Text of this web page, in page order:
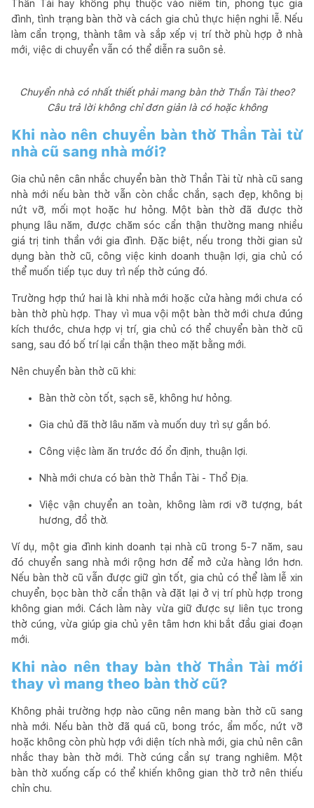
Thần Tài hay không phụ thuộc vào niềm tin, phong tục gia
đình, tình trạng bàn thờ và cách gia chủ thực hiện nghi lễ. Nếu
làm cẩn trọng, thành tâm và sắp xếp vị trí thờ phù hợp ở nhà
mới, việc di chuyển vẫn có thể diễn ra suôn sẻ.
Chuyển nhà có nhất thiết phải mang bàn thờ Thần Tài theo?
Câu trả lời không chỉ đơn giản là có hoặc không
Khi nào nên chuyển bàn thờ Thần Tài từ
nhà cũ sang nhà mới?
Gia chủ nên cân nhắc chuyển bàn thờ Thần Tài từ nhà cũ sang
nhà mới nếu bàn thờ vẫn còn chắc chắn, sạch đẹp, không bị
nứt vỡ, mối mọt hoặc hư hỏng. Một bàn thờ đã được thờ
phụng lâu năm, được chăm sóc cẩn thận thường mang nhiều
giá trị tinh thần với gia đình. Đặc biệt, nếu trong thời gian sử
dụng bàn thờ cũ, công việc kinh doanh thuận lợi, gia chủ có
thể muốn tiếp tục duy trì nếp thờ cúng đó.
Trường hợp thứ hai là khi nhà mới hoặc cửa hàng mới chưa có
bàn thờ phù hợp. Thay vì mua vội một bàn thờ mới chưa đúng
kích thước, chưa hợp vị trí, gia chủ có thể chuyển bàn thờ cũ
sang, sau đó bố trí lại cẩn thận theo mặt bằng mới.
Nên chuyển bàn thờ cũ khi:
Bàn thờ còn tốt, sạch sẽ, không hư hỏng.
Gia chủ đã thờ lâu năm và muốn duy trì sự gắn bó.
Công việc làm ăn trước đó ổn định, thuận lợi.
Nhà mới chưa có bàn thờ Thần Tài - Thổ Địa.
Việc vận chuyển an toàn, không làm rơi vỡ tượng, bát
hương, đồ thờ.
Ví dụ, một gia đình kinh doanh tại nhà cũ trong 5-7 năm, sau
đó chuyển sang nhà mới rộng hơn để mở cửa hàng lớn hơn.
Nếu bàn thờ cũ vẫn được giữ gìn tốt, gia chủ có thể làm lễ xin
chuyển, bọc bàn thờ cẩn thận và đặt lại ở vị trí phù hợp trong
không gian mới. Cách làm này vừa giữ được sự liên tục trong
thờ cúng, vừa giúp gia chủ yên tâm hơn khi bắt đầu giai đoạn
mới.
Khi nào nên thay bàn thờ Thần Tài mới
thay vì mang theo bàn thờ cũ?
Không phải trường hợp nào cũng nên mang bàn thờ cũ sang
nhà mới. Nếu bàn thờ đã quá cũ, bong tróc, ẩm mốc, nứt vỡ
hoặc không còn phù hợp với diện tích nhà mới, gia chủ nên cân
nhắc thay bàn thờ mới. Thờ cúng cần sự trang nghiêm. Một
bàn thờ xuống cấp có thể khiến không gian thờ trở nên thiếu
chỉn chu.